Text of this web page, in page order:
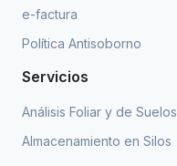
e-factura
Política Antisoborno
Servicios
Análisis Foliar y de Suelos
Almacenamiento en Silos